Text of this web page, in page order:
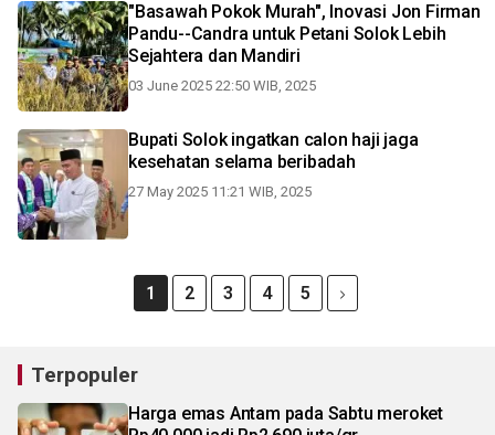
"Basawah Pokok Murah", Inovasi Jon Firman
Pandu--Candra untuk Petani Solok Lebih
Sejahtera dan Mandiri
03 June 2025 22:50 WIB, 2025
Bupati Solok ingatkan calon haji jaga
kesehatan selama beribadah
27 May 2025 11:21 WIB, 2025
1 2 3 4 5
Terpopuler
Harga emas Antam pada Sabtu meroket